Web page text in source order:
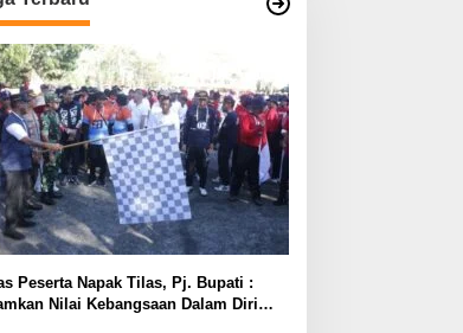
Peserta Napak Tilas, Pj. Bupati :
Nilai Kebangsaan Dalam Diri